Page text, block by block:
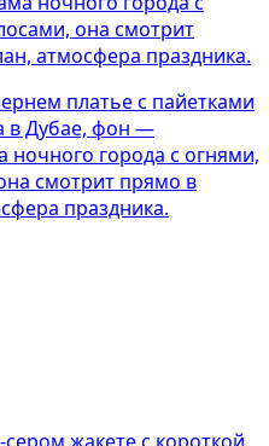
платье с пайетками
в Дубае, фон —
города с огнями,
смотрит прямо в
праздника.